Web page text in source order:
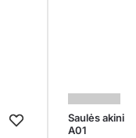
Saulės
A01